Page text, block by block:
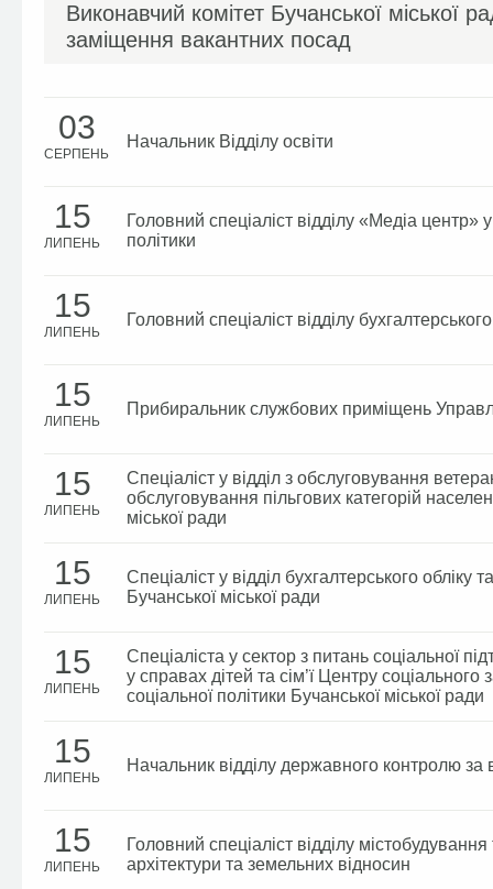
Виконавчий комітет Бучанської міської
заміщення вакантних посад
03
СЕРПЕНЬ
Начальник Відділу освіти
15
ЛИПЕНЬ
Головний спеціаліст відділу «Медіа центр»
політики
15
ЛИПЕНЬ
Головний спеціаліст відділу
15
ЛИПЕНЬ
Прибиральник службових приміщень
15
ЛИПЕНЬ
Спеціаліст у відділ з обслуговування
обслуговування пільгових категорій
міської ради
15
ЛИПЕНЬ
Спеціаліст у відділ бухгалтерського обліку
Бучанської міської ради
15
ЛИПЕНЬ
Спеціаліста у сектор з питань соціальної
у справах дітей та сім’ї Центру
соціальної політики Бучанської міської ради
15
ЛИПЕНЬ
Начальник відділу державного контролю
15
ЛИПЕНЬ
Головний спеціаліст відділу
архітектури та земельних відносин